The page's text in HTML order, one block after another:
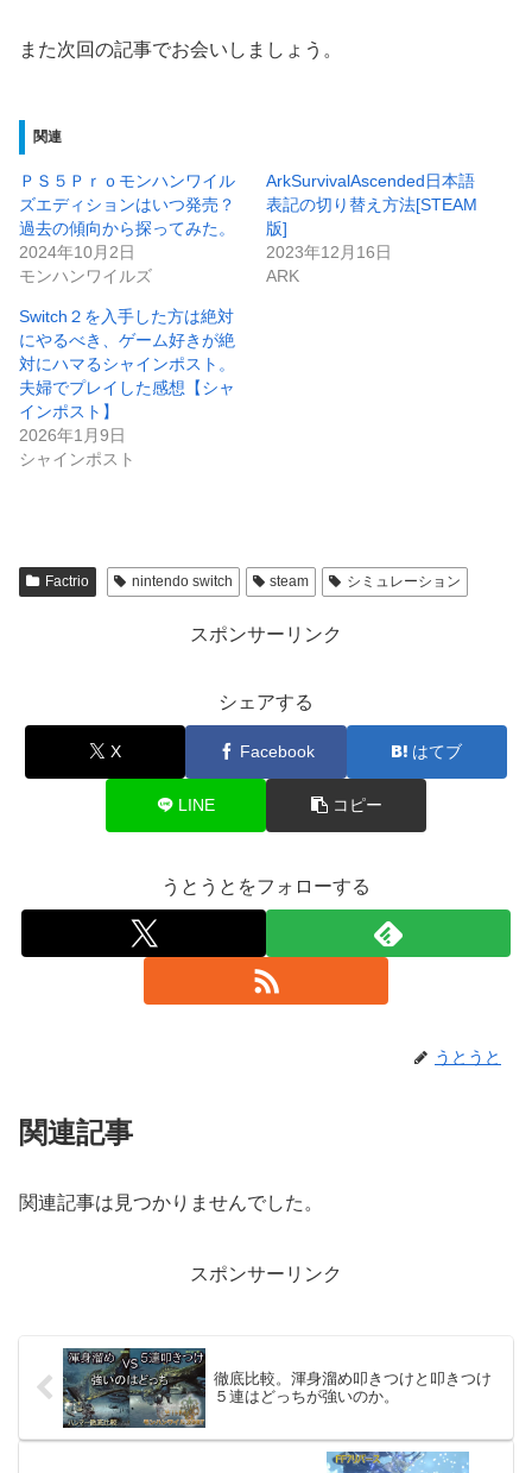
また次回の記事でお会いしましょう。
関連
ＰＳ５Ｐｒｏモンハンワイル
ズエディションはいつ発売？
過去の傾向から探ってみた。
2024年10月2日
モンハンワイルズ
ArkSurvivalAscended日本語
表記の切り替え方法[STEAM
版]
2023年12月16日
ARK
Switch２を入手した方は絶対
にやるべき、ゲーム好きが絶
対にハマるシャインポスト。
夫婦でプレイした感想【シャ
インポスト】
2026年1月9日
シャインポスト
Factrio nintendo switch steam シミュレーション
スポンサーリンク
シェアする
X Facebook はてブ
LINE コピー
うとうとをフォローする
うとうと
関連記事
関連記事は見つかりませんでした。
スポンサーリンク
徹底比較。渾身溜め叩きつけと叩きつけ
５連はどっちが強いのか。